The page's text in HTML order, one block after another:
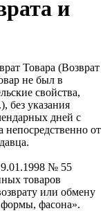
и
Товара (Возврат
не был в
свойства,
без указания
дней с
непосредственно от
№ 55
товаров
или обмену
формы, фасона».